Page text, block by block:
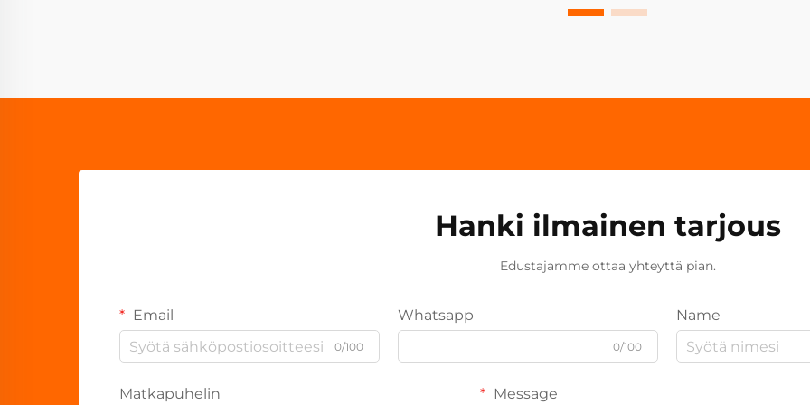
Hanki ilmainen tarjous
Edustajamme ottaa yhteyttä pian.
Email
0/100
Whatsapp
0/100
Name
Matkapuhelin Message